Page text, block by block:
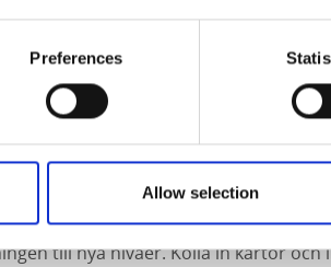
Preferences
Allow selection
korta bussavstånd från Skövde
på Billingen
Billingecenter, en lättillgänglig
till nya nivåer. Kolla in kartor och